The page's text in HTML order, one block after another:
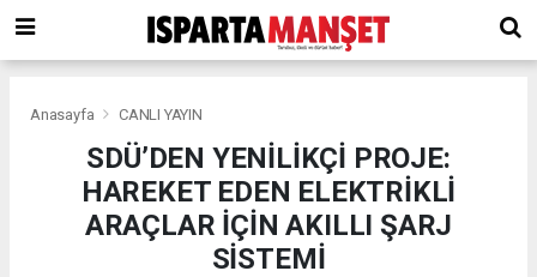
Anasayfa CANLI YAYIN
SDÜ’DEN YENİLİKÇİ PROJE:
HAREKET EDEN ELEKTRİKLİ
ARAÇLAR İÇİN AKILLI ŞARJ
SİSTEMİ